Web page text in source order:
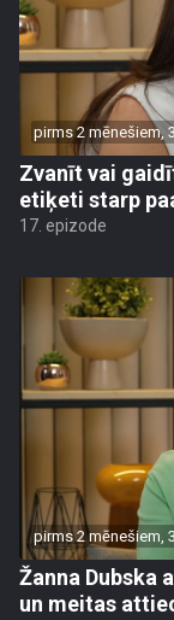
pirms 2 mēnešiem,
Zvanīt vai
etiķeti starp
17. epizode
pirms 2 mēnešiem,
Žanna Dubska
un meitas